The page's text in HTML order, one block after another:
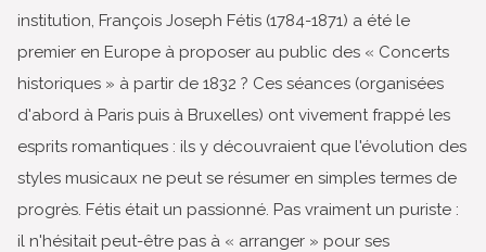
institution, François Joseph Fétis (1784-1871) a été le
premier en Europe à proposer au public des « Concerts
historiques » à partir de 1832 ? Ces séances (organisées
d'abord à Paris puis à Bruxelles) ont vivement frappé les
esprits romantiques : ils y découvraient que l'évolution des
styles musicaux ne peut se résumer en simples termes de
progrès. Fétis était un passionné. Pas vraiment un puriste :
il n'hésitait peut-être pas à « arranger » pour ses